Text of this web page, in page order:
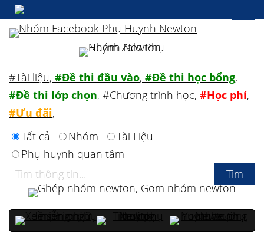
#Tài liệu, #Đề thi đầu vào, #Đề thi học bổng,
#Đề thi lớp chọn, #Chương trình học, #Học phí,
#Ưu đãi,
Tất cả
Nhóm
Tài Liệu
Phụ huynh quan tâm